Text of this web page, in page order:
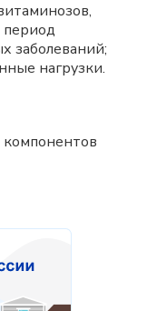
период
заболеваний;
нагрузки.